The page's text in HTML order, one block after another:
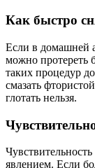
Как быстро
Если в домашней
можно протереть
таких процедур
смазать
глотать нельзя.
явлением. Если